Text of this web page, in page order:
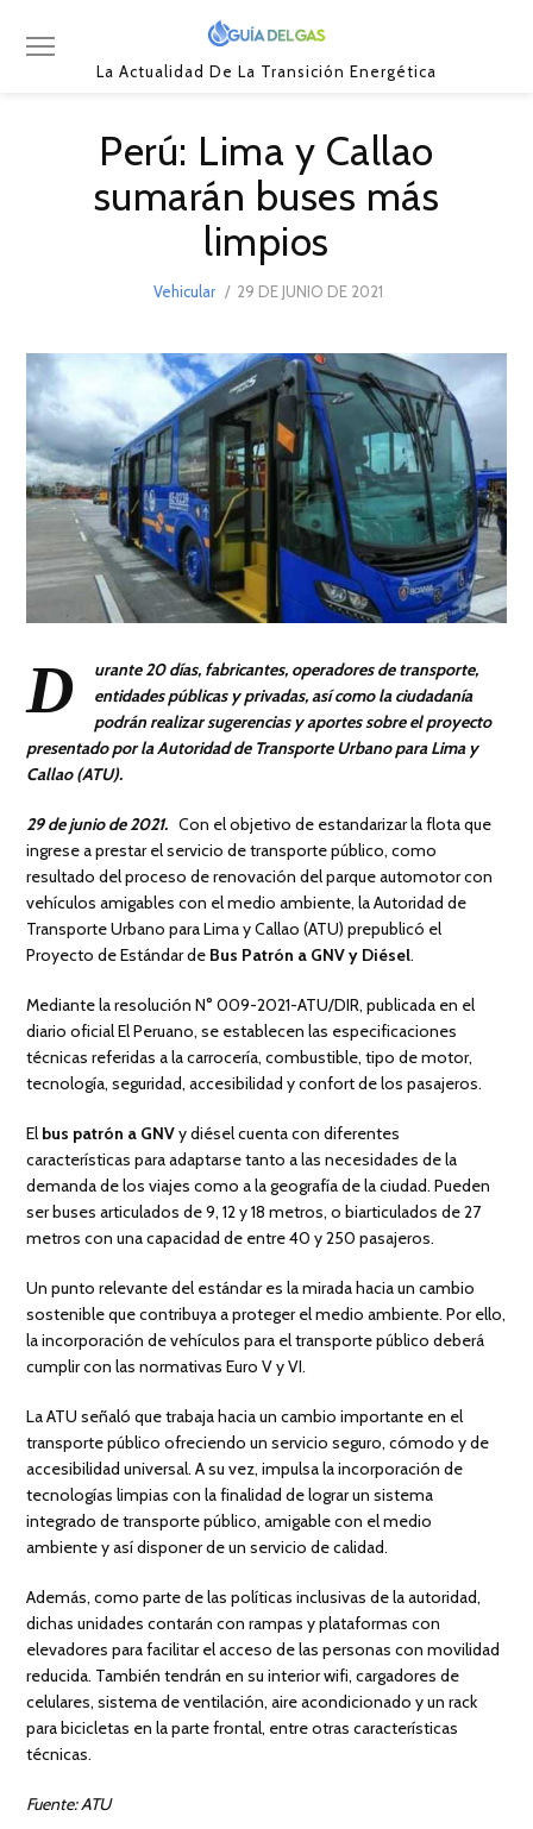
La Actualidad De La Transición Energética
Perú: Lima y Callao
sumarán buses más
limpios
Vehicular
POSTED
29 DE JUNIO DE 2021
DE
2021
D
urante 20 días, fabricantes, operadores de transporte,
entidades públicas y privadas, así como la ciudadanía
podrán realizar sugerencias y aportes sobre el proyecto
presentado por la Autoridad de Transporte Urbano para Lima y
Callao (ATU).
29 de junio de 2021. Con el objetivo de estandarizar la flota que
ingrese a prestar el servicio de transporte público, como
resultado del proceso de renovación del parque automotor con
vehículos amigables con el medio ambiente, la Autoridad de
Transporte Urbano para Lima y Callao (ATU) prepublicó el
Proyecto de Estándar de Bus Patrón a GNV y Diésel.
Mediante la resolución N° 009-2021-ATU/DIR, publicada en el
diario oficial El Peruano, se establecen las especificaciones
técnicas referidas a la carrocería, combustible, tipo de motor,
tecnología, seguridad, accesibilidad y confort de los pasajeros.
El bus patrón a GNVy diésel cuenta con diferentes
características para adaptarse tanto a las necesidades de la
demanda de los viajes como a la geografía de la ciudad. Pueden
ser buses articulados de 9, 12 y 18 metros, o biarticulados de 27
metros con una capacidad de entre 40 y 250 pasajeros.
Un punto relevante del estándar es la mirada hacia un cambio
sostenible que contribuya a proteger el medio ambiente. Por ello,
la incorporación de vehículos para el transporte público deberá
cumplir con las normativas Euro V y VI.
La ATU señaló que trabaja hacia un cambio importante en el
transporte público ofreciendo un servicio seguro, cómodo y de
accesibilidad universal. A su vez, impulsa la incorporación de
tecnologías limpias con la finalidad de lograr un sistema
integrado de transporte público, amigable con el medio
ambiente y así disponer de un servicio de calidad.
Además, como parte de las políticas inclusivas de la autoridad,
dichas unidades contarán con rampas y plataformas con
elevadores para facilitar el acceso de las personas con movilidad
reducida. También tendrán en su interior wifi, cargadores de
celulares, sistema de ventilación, aire acondicionado y un rack
para bicicletas en la parte frontal, entre otras características
técnicas.
Fuente: ATU